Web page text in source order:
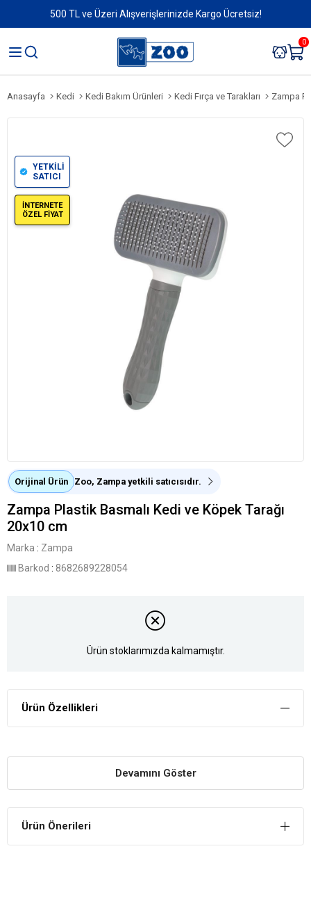
500 TL ve Üzeri Alışverişlerinizde Kargo Ücretsiz!
0
Anasayfa Kedi Kedi Bakım Ürünleri Kedi Fırça ve Tarakları Zampa
YETKİLİ
SATICI
İNTERNETE
ÖZEL FİYAT
Orijinal Ürün Zoo, Zampa yetkili satıcısıdır.
Zampa Plastik Basmalı Kedi ve Köpek Tarağı
20x10 cm
Marka : Zampa
Barkod : 8682689228054
Ürün stoklarımızda kalmamıştır.
Ürün Özellikleri
Devamını Göster
Ürün Önerileri